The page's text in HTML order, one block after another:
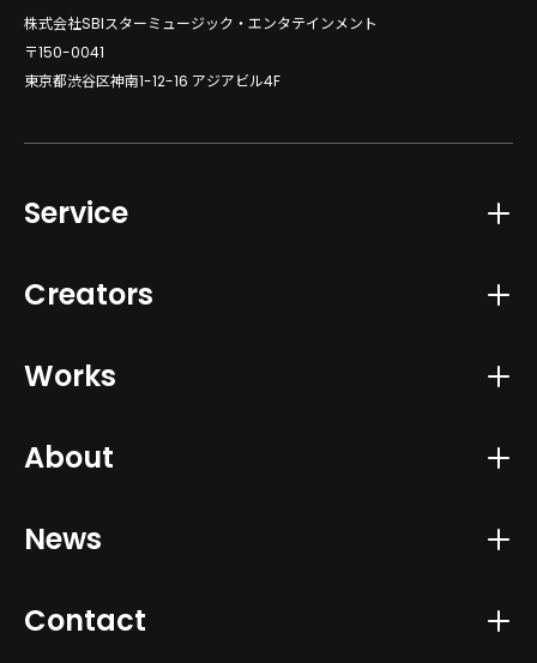
株式会社SBIスターミュージック・エンタテインメント
〒150-0041
東京都渋谷区神南1-12-16 アジアビル4F
Service
Creators
Works
About
News
Contact